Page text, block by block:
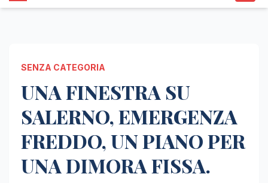
SENZA CATEGORIA
UNA FINESTRA SU
SALERNO, EMERGENZA
FREDDO, UN PIANO PER
UNA DIMORA FISSA.